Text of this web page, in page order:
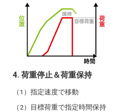
4. 荷重停止＆荷重保持
指定速度で移動
目標荷重で指定時間保持